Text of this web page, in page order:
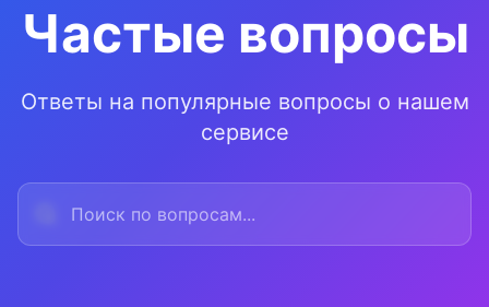
Частые вопросы
Ответы на популярные вопросы о нашем
сервисе